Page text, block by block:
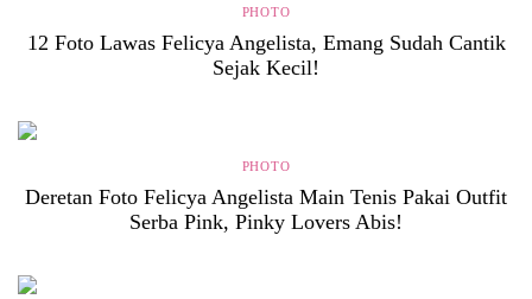
PHOTO
12 Foto Lawas Felicya Angelista, Emang Sudah Cantik
Sejak Kecil!
PHOTO
Deretan Foto Felicya Angelista Main Tenis Pakai Outfit
Serba Pink, Pinky Lovers Abis!